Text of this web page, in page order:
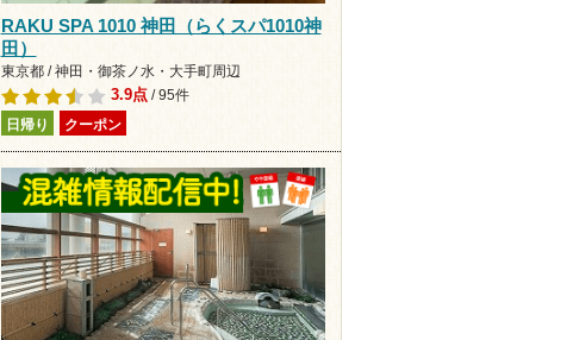
RAKU SPA 1010 神田（らくスパ1010神
田）
東京都 / 神田・御茶ノ水・大手町周辺
3.9点/ 95件
日帰り クーポン